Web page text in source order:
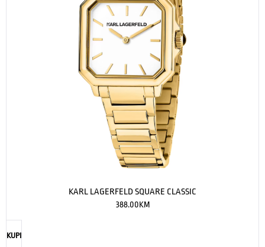
KARL LAGERFELD SQUARE CLASSIC
388.00KM
KUPI